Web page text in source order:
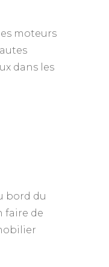
moteurs
dans les
bord du
faire de